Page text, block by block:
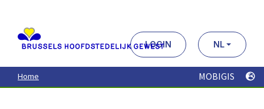
contenu
principal
LOGIN NL
Home MOBIGIS